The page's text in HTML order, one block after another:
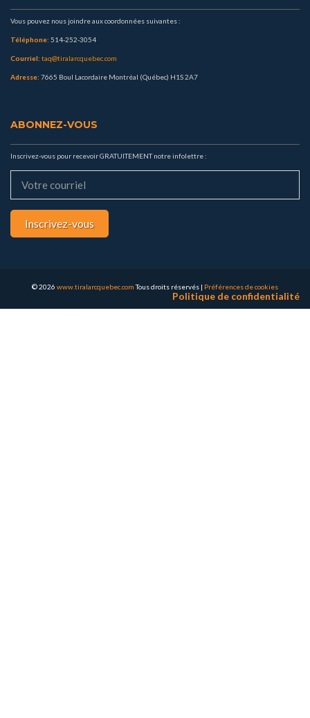
Vous pouvez nous joindre aux coordonnées suivantes :
Téléphone: 514-252-3054
Courriel: taq@tiralarcquebec.com
Adresse: 7665 Boul Lacordaire Montréal (Québec) H1S 2A7
ABONNEZ-VOUS
Inscrivez-vous pour recevoir GRATUITEMENT notre infolettre :
Inscrivez-vous
© 2026 www.tiralarcquebec.comTous droits réservés
Politique de confidentialité
| Préférences de cookies